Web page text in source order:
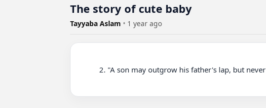
The story of cute baby
Tayyaba Aslam • 1 year ago